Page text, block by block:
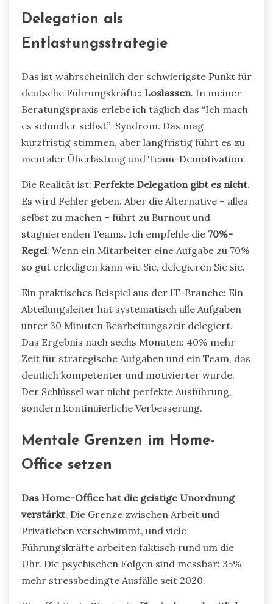
Delegation als
Entlastungsstrategie
Das ist wahrscheinlich der schwierigste Punkt für
deutsche Führungskräfte: Loslassen. In meiner
Beratungspraxis erlebe ich täglich das “Ich mach
es schneller selbst”-Syndrom. Das mag
kurzfristig stimmen, aber langfristig führt es zu
mentaler Überlastung und Team-Demotivation.
Die Realität ist: Perfekte Delegation gibt es nicht.
Es wird Fehler geben. Aber die Alternative – alles
selbst zu machen – führt zu Burnout und
stagnierenden Teams. Ich empfehle die 70%-
Regel: Wenn ein Mitarbeiter eine Aufgabe zu 70%
so gut erledigen kann wie Sie, delegieren Sie sie.
Ein praktisches Beispiel aus der IT-Branche: Ein
Abteilungsleiter hat systematisch alle Aufgaben
unter 30 Minuten Bearbeitungszeit delegiert.
Das Ergebnis nach sechs Monaten: 40% mehr
Zeit für strategische Aufgaben und ein Team, das
deutlich kompetenter und motivierter wurde.
Der Schlüssel war nicht perfekte Ausführung,
sondern kontinuierliche Verbesserung.
Mentale Grenzen im Home-
Office setzen
Das Home-Office hat die geistige Unordnung
verstärkt. Die Grenze zwischen Arbeit und
Privatleben verschwimmt, und viele
Führungskräfte arbeiten faktisch rund um die
Uhr. Die psychischen Folgen sind messbar: 35%
mehr stressbedingte Ausfälle seit 2020.